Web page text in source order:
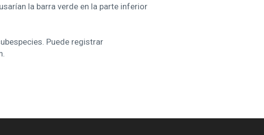
la barra verde en la parte inferior
Puede registrar